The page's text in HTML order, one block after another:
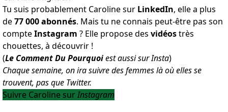
Tu suis probablement Caroline sur LinkedIn, elle a plus
de77 000 abonnés. Mais tu ne connais peut-être pas son
compteInstagram ? Elle propose des vidéostrès
chouettes, à découvrir !
(Le Comment Du Pourquoiest aussi sur Insta)
Chaque semaine, on ira suivre des femmes là où elles se
trouvent, pas que Twitter.
Suivre Caroline surInstagram